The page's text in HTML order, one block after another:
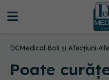
DCMedical›Boli și Afecțiuni›
Poate